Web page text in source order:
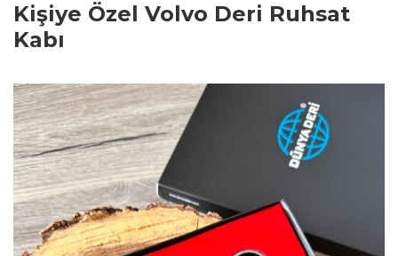
Kişiye Özel Volvo Deri Ruhsat
Kabı